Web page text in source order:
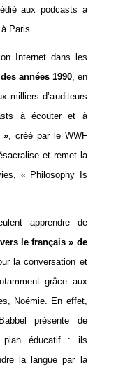
aux podcasts a
Paris.
Internet dans les
années 1990, en
milliers d’auditeurs
à écouter et à
», créé par le WWF
et remet la
« Philosophy Is
apprendre de
le français » de
la conversation et
grâce aux
Noémie. En effet,
présente de
plan éducatif : ils
la langue par la